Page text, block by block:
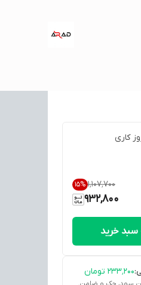
کاری
۱٬۱۰۷٬۷۰۰ 15%
932,800
سبد خرید
۲۳۳٬۲۰۰ تومان